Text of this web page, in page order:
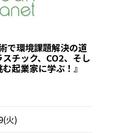
で環境課題解決の道
チック、CO2、そし
起業家に学ぶ！』
火)